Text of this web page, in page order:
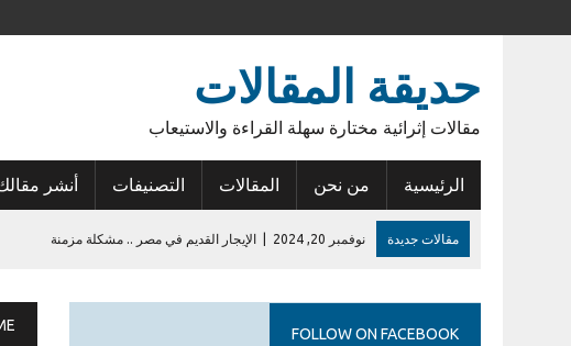
حديقة المقالات
مقالات إثرائية مختارة سهلة القراءة والاستيعاب
الرئيسية من نحن المقالات التصنيفات أنشر
مقالات جديدة نوفمبر 20, 2024 الإيجار القديم في مصر .. مشكلة مزمنة
FOLLOW ON FACEBOOK